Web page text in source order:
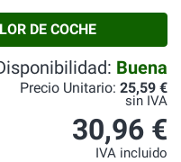
DE COCHE
Buena
Precio Unitario: 25,59 €
sin IVA
30,96 €
IVA incluido